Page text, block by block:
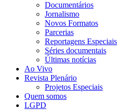
Documentários
Jornalismo
Novos Formatos
Parcerias
Reportagens Especiais
Séries documentais
Últimas notícias
Ao Vivo
Revista Plenário
Projetos Especiais
Quem somos
LGPD